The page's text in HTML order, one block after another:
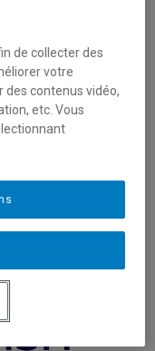
de collecter des
votre
des contenus vidéo,
etc. Vous